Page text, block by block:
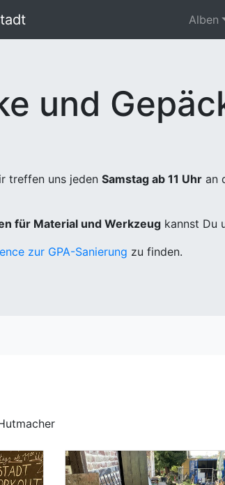
Alben
und
treffen uns jeden Samstag ab 11 Uhr an
für Material und Werkzeug kannst Du
zur GPA-Sanierung zu finden.